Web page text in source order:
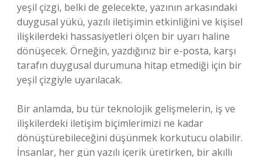
yeşil çizgi, belki de gelecekte, yazının arkasındaki
duygusal yükü, yazılı iletişimin etkinliğini ve kişisel
ilişkilerdeki hassasiyetleri ölçen bir uyarı haline
dönüşecek. Örneğin, yazdığınız bir e-posta, karşı
tarafın duygusal durumuna hitap etmediği için bir
yeşil çizgiyle uyarılacak.
Bir anlamda, bu tür teknolojik gelişmelerin, iş ve
ilişkilerdeki iletişim biçimlerimizi ne kadar
dönüştürebileceğini düşünmek korkutucu olabilir.
İnsanlar, her gün yazılı içerik üretirken, bir akıllı